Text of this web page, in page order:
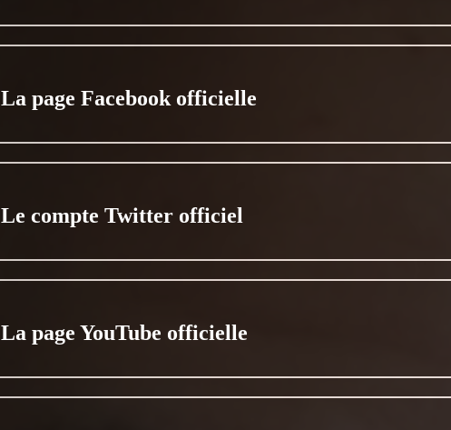
La page Facebook officielle
Le compte Twitter officiel
La page YouTube officielle